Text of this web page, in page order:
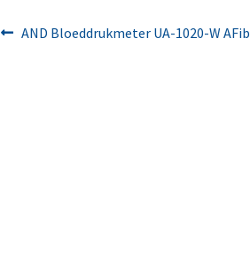
Bericht
Vorig
AND Bloeddrukmeter UA-1020-W AFib